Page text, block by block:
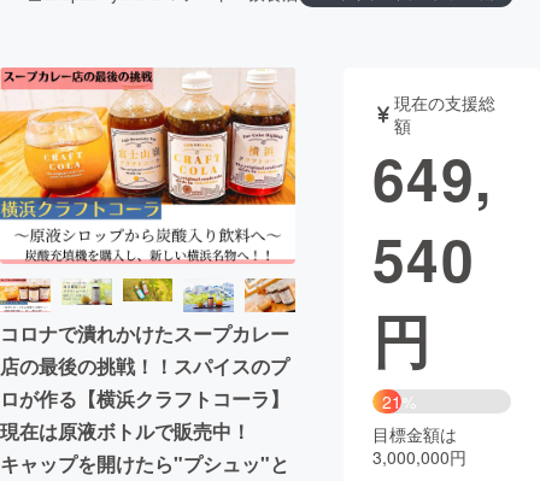
アート・写真 音楽
テクノロジー・ガジェット ゲーム・サ
映像・映画
ビジネス・起業
まちづくり・地域活性化
CAMPFIRE for Social Good
CAMPFIRE Creation
CAMPFIREふるさと納税machi-ya コミュニティ
コロナで潰れかけたスープカレー
店の最後の挑戦！！スパイスのプ
ロが作る【横浜クラフトコーラ】
現在は原液ボトルで販売中！
キャップを開けたら"プシュッ"と
現在の支援総
額
649,
540
円
21%
目標金額は
3,000,000円